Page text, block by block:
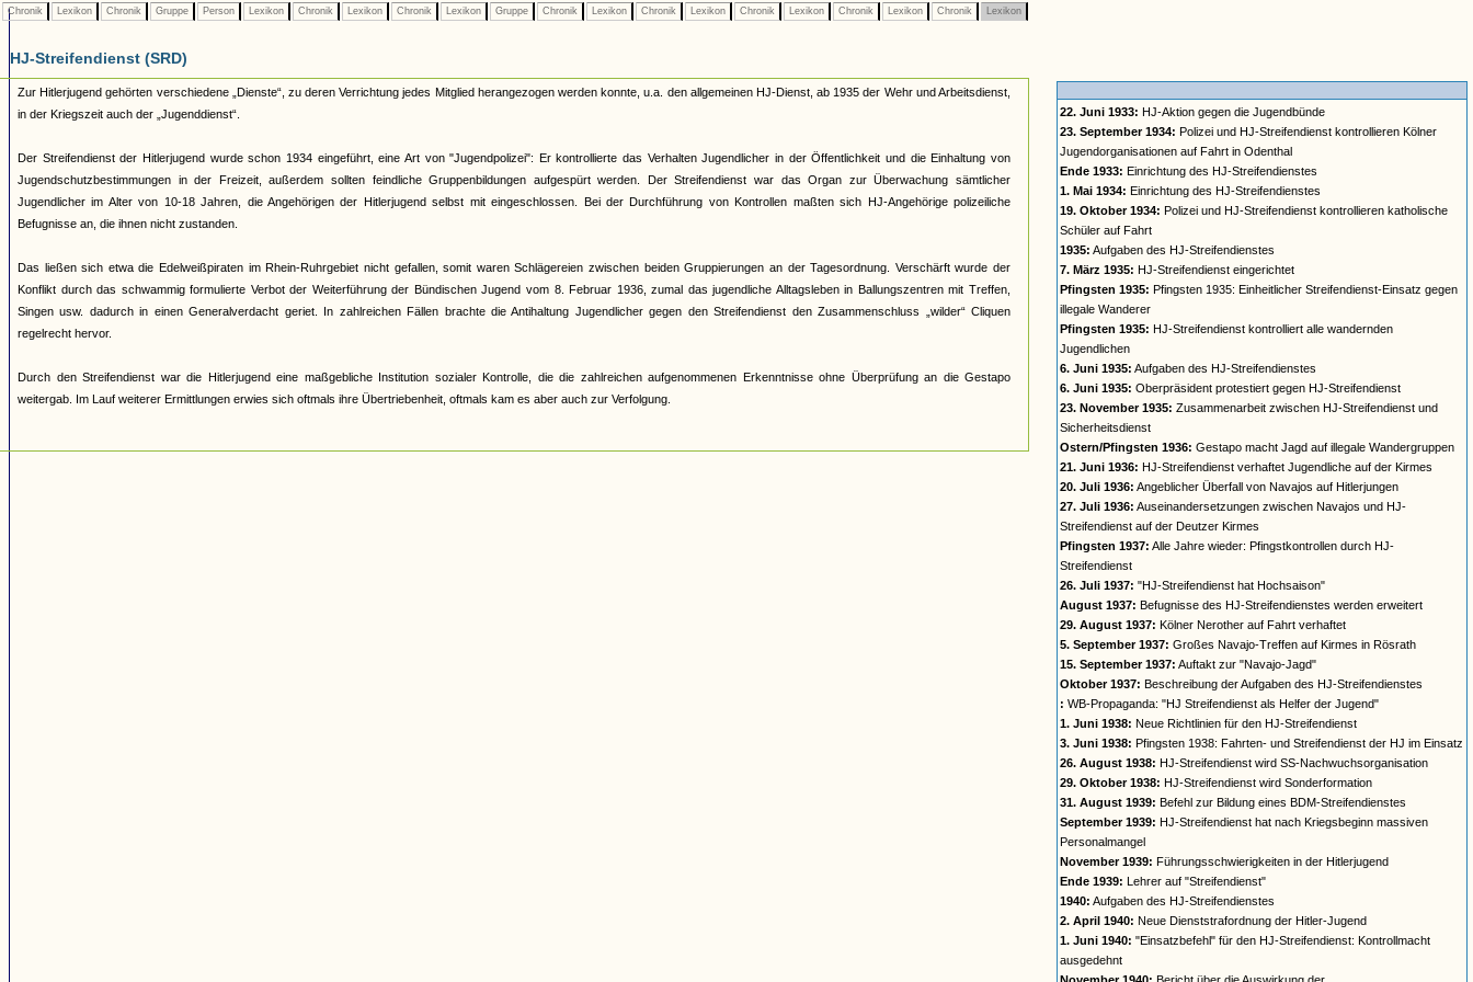
Chronik Lexikon Chronik Gruppe Person Lexikon Chronik Lexikon Chronik Lexikon Gruppe Chronik Lexikon Chronik Lexikon Chronik Lexikon Chronik Lexikon Chronik Lexikon
HJ-Streifendienst (SRD)
Zur Hitlerjugend gehörten verschiedene „Dienste“, zu deren Verrichtung jedes Mitglied herangezogen werden konnte, u.a. den allgemeinen HJ-Dienst, ab 1935 der Wehr und Arbeitsdienst,
in der Kriegszeit auch der „Jugenddienst“.
Der Streifendienst der Hitlerjugend wurde schon 1934 eingeführt, eine Art von "Jugendpolizei": Er kontrollierte das Verhalten Jugendlicher in der Öffentlichkeit und die Einhaltung von
Jugendschutzbestimmungen in der Freizeit, außerdem sollten feindliche Gruppenbildungen aufgespürt werden. Der Streifendienst war das Organ zur Überwachung sämtlicher
Jugendlicher im Alter von 10-18 Jahren, die Angehörigen der Hitlerjugend selbst mit eingeschlossen. Bei der Durchführung von Kontrollen maßten sich HJ-Angehörige polizeiliche
Befugnisse an, die ihnen nicht zustanden.
Das ließen sich etwa die Edelweißpiraten im Rhein-Ruhrgebiet nicht gefallen, somit waren Schlägereien zwischen beiden Gruppierungen an der Tagesordnung. Verschärft wurde der
Konflikt durch das schwammig formulierte Verbot der Weiterführung der Bündischen Jugend vom 8. Februar 1936, zumal das jugendliche Alltagsleben in Ballungszentren mit Treffen,
Singen usw. dadurch in einen Generalverdacht geriet. In zahlreichen Fällen brachte die Antihaltung Jugendlicher gegen den Streifendienst den Zusammenschluss „wilder“ Cliquen
regelrecht hervor.
Durch den Streifendienst war die Hitlerjugend eine maßgebliche Institution sozialer Kontrolle, die die zahlreichen aufgenommenen Erkenntnisse ohne Überprüfung an die Gestapo
weitergab. Im Lauf weiterer Ermittlungen erwies sich oftmals ihre Übertriebenheit, oftmals kam es aber auch zur Verfolgung.
22. Juni 1933: HJ-Aktion gegen die Jugendbünde
23. September 1934: Polizei und HJ-Streifendienst kontrollieren Kölner
Jugendorganisationen auf Fahrt in Odenthal
Ende 1933: Einrichtung des HJ-Streifendienstes
1. Mai 1934: Einrichtung des HJ-Streifendienstes
19. Oktober 1934: Polizei und HJ-Streifendienst kontrollieren katholische
Schüler auf Fahrt
1935: Aufgaben des HJ-Streifendienstes
7. März 1935: HJ-Streifendienst eingerichtet
Pfingsten 1935: Pfingsten 1935: Einheitlicher Streifendienst-Einsatz gegen
illegale Wanderer
Pfingsten 1935: HJ-Streifendienst kontrolliert alle wandernden
Jugendlichen
6. Juni 1935: Aufgaben des HJ-Streifendienstes
6. Juni 1935: Oberpräsident protestiert gegen HJ-Streifendienst
23. November 1935: Zusammenarbeit zwischen HJ-Streifendienst und
Sicherheitsdienst
Ostern/Pfingsten 1936: Gestapo macht Jagd auf illegale Wandergruppen
21. Juni 1936: HJ-Streifendienst verhaftet Jugendliche auf der Kirmes
20. Juli 1936: Angeblicher Überfall von Navajos auf Hitlerjungen
27. Juli 1936: Auseinandersetzungen zwischen Navajos und HJ-
Streifendienst auf der Deutzer Kirmes
Pfingsten 1937: Alle Jahre wieder: Pfingstkontrollen durch HJ-
Streifendienst
26. Juli 1937: "HJ-Streifendienst hat Hochsaison"
August 1937: Befugnisse des HJ-Streifendienstes werden erweitert
29. August 1937: Kölner Nerother auf Fahrt verhaftet
5. September 1937: Großes Navajo-Treffen auf Kirmes in Rösrath
15. September 1937: Auftakt zur "Navajo-Jagd"
Oktober 1937: Beschreibung der Aufgaben des HJ-Streifendienstes
: WB-Propaganda: "HJ Streifendienst als Helfer der Jugend"
1. Juni 1938: Neue Richtlinien für den HJ-Streifendienst
3. Juni 1938: Pfingsten 1938: Fahrten- und Streifendienst der HJ im Einsatz
26. August 1938: HJ-Streifendienst wird SS-Nachwuchsorganisation
29. Oktober 1938: HJ-Streifendienst wird Sonderformation
31. August 1939: Befehl zur Bildung eines BDM-Streifendienstes
September 1939: HJ-Streifendienst hat nach Kriegsbeginn massiven
Personalmangel
November 1939: Führungsschwierigkeiten in der Hitlerjugend
Ende 1939: Lehrer auf "Streifendienst"
1940: Aufgaben des HJ-Streifendienstes
2. April 1940: Neue Dienststrafordnung der Hitler-Jugend
1. Juni 1940: "Einsatzbefehl" für den HJ-Streifendienst: Kontrollmacht
ausgedehnt